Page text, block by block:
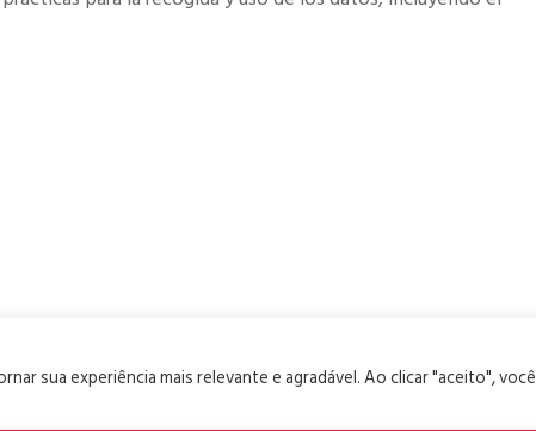
sua experiência mais relevante e agradável. Ao clicar "aceito", você